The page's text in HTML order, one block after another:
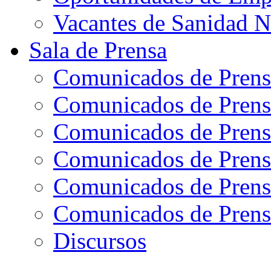
Vacantes de Sanidad
Sala de Prensa
Comunicados de
Comunicados de
Comunicados de
Comunicados de
Comunicados de
Comunicados de
Discursos